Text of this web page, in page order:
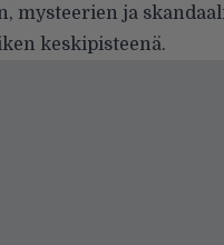
mysteerien ja
keskipisteenä.